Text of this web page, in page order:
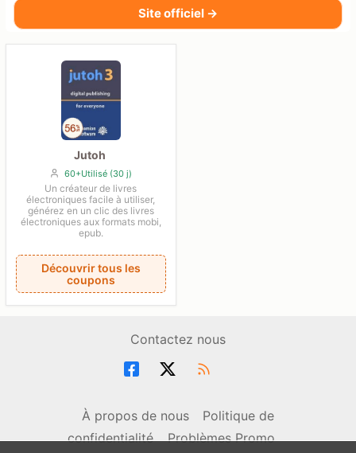
Site officiel →
Jutoh
60+Utilisé (30 j)
Un créateur de livres
électroniques facile à utiliser,
générez en un clic des livres
électroniques aux formats mobi,
epub.
Découvrir tous les
coupons
Contactez nous
À propos de nous
Politique de
confidentialité
Problèmes Promo